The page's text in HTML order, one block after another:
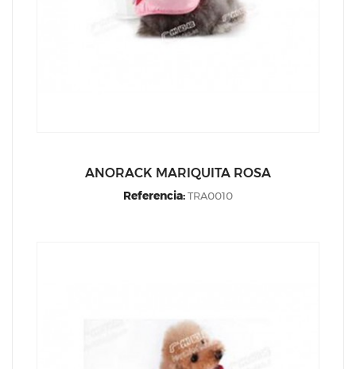
ANORACK MARIQUITA ROSA
Referencia:TRA0010